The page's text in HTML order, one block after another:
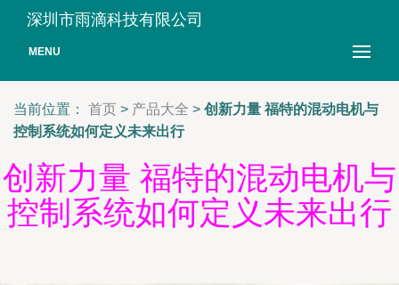
深圳市雨滴科技有限公司
MENU
当前位置： 首页 > 产品大全 > 创新力量 福特的混动电机与
控制系统如何定义未来出行
创新力量 福特的混动电机与
控制系统如何定义未来出行